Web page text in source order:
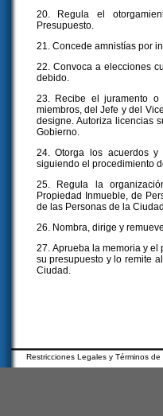
20. Regula el
Presupuesto.
21. Concede amnistías por
22. Convoca a elecciones
debido.
23. Recibe el juramento
miembros, del Jefe y del
designe. Autoriza licencias
Gobierno.
24. Otorga los acuerdos y
siguiendo el procedimiento
25. Regula la
Propiedad Inmueble, de
de las Personas de la
26. Nombra, dirige y
27. Aprueba la memoria y
su presupuesto y lo remite
Ciudad.
Restricciones Legales y Términos de